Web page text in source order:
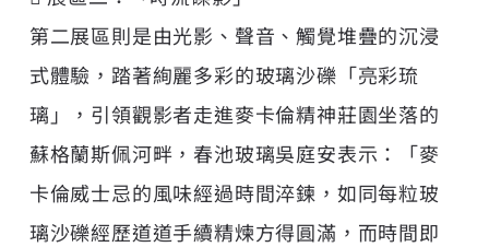
第二展區則是由光影、聲音、觸覺堆疊的沉浸
式體驗，踏著絢麗多彩的玻璃沙礫「亮彩琉
璃」，引領觀影者走進麥卡倫精神莊園坐落的
蘇格蘭斯佩河畔，春池玻璃吳庭安表示：「麥
卡倫威士忌的風味經過時間淬鍊，如同每粒玻
璃沙礫經歷道道手續精煉方得圓滿，而時間即